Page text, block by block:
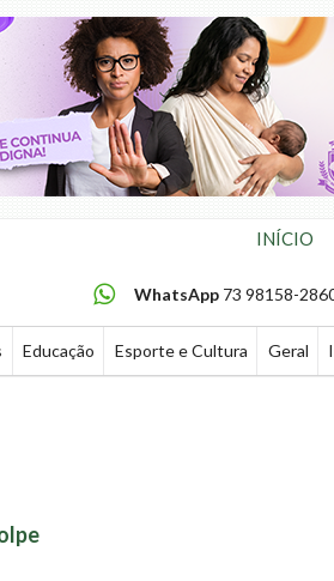
INÍCIO
WhatsApp 73 98158-
Educação Esporte e Cultura Geral